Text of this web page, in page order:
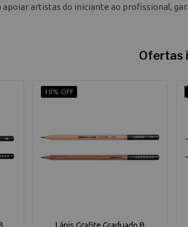
artistas do iniciante ao profissional,
Ofertas
10% OFF
Lápis Grafite Graduado B